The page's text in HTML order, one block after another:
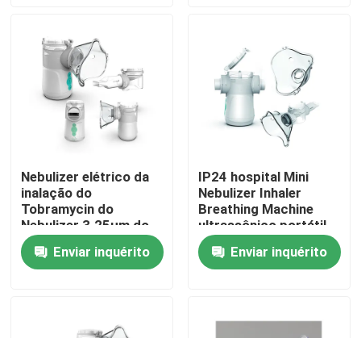
Controle da qualidade
Contato E.U.
Casos
Mesh Nebulizer portátil
Nebulizer elétrico da
inalação do
Tobramycin do
Nebulizer 3.25μm do
inalador da asma do
hospitalEnviar inquérito
IP24 hospital Mini
Nebulizer Inhaler
Breathing Machine
ultrassônico portátil
para a asma
Enviar inquérito